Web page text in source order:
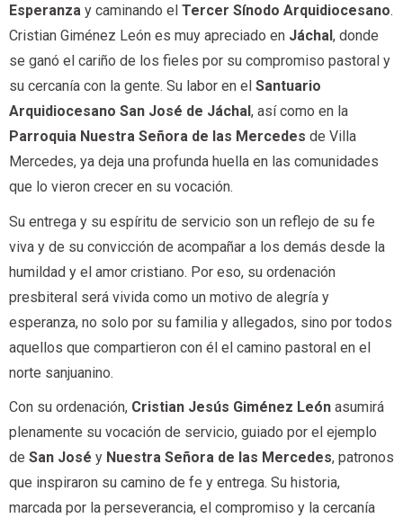
Esperanza y caminando el Tercer Sínodo Arquidiocesano.
Cristian Giménez León es muy apreciado en Jáchal, donde
se ganó el cariño de los fieles por su compromiso pastoral y
su cercanía con la gente. Su labor en el Santuario
Arquidiocesano San José de Jáchal, así como en la
Parroquia Nuestra Señora de las Mercedes de Villa
Mercedes, ya deja una profunda huella en las comunidades
que lo vieron crecer en su vocación.
Su entrega y su espíritu de servicio son un reflejo de su fe
viva y de su convicción de acompañar a los demás desde la
humildad y el amor cristiano. Por eso, su ordenación
presbiteral será vivida como un motivo de alegría y
esperanza, no solo por su familia y allegados, sino por todos
aquellos que compartieron con él el camino pastoral en el
norte sanjuanino.
Con su ordenación, Cristian Jesús Giménez León asumirá
plenamente su vocación de servicio, guiado por el ejemplo
de San José y Nuestra Señora de las Mercedes, patronos
que inspiraron su camino de fe y entrega. Su historia,
marcada por la perseverancia, el compromiso y la cercanía